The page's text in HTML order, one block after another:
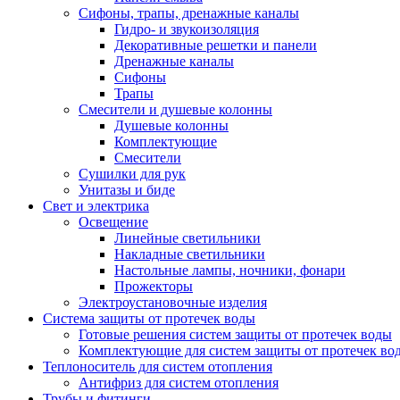
Сифоны, трапы, дренажные каналы
Гидро- и звукоизоляция
Декоративные решетки и панели
Дренажные каналы
Сифоны
Трапы
Смесители и душевые колонны
Душевые колонны
Комплектующие
Смесители
Сушилки для рук
Унитазы и биде
Свет и электрика
Освещение
Линейные светильники
Накладные светильники
Настольные лампы, ночники, фонари
Прожекторы
Электроустановочные изделия
Система защиты от протечек воды
Готовые решения систем защиты от протечек воды
Комплектующие для систем защиты от протечек
Теплоноситель для систем отопления
Антифриз для систем отопления